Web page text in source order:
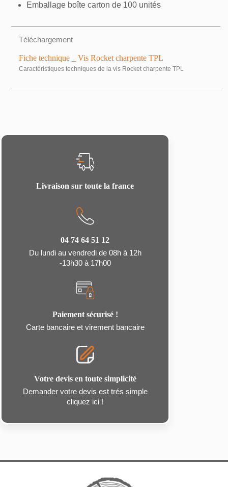
Emballage boîte carton de 100 unités
Téléchargement
Fiche technique _ Vis Rocket charpente TPL
Caractéristiques techniques de la vis Rocket charpente TPL
Livraison sur toute la france
04 74 64 51 12
Du lundi au vendredi de 08h à 12h
-13h30 à 17h00
Paiement sécurisé !
Carte bancaire et virement bancaire
Votre devis en toute simplicité
Demander votre devis est trés simple
cliquez ici !